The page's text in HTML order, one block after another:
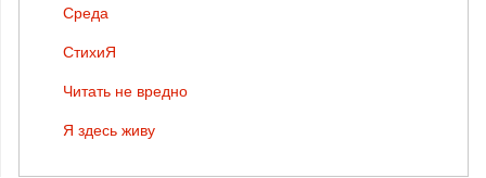
Среда
СтихиЯ
Читать не вредно
Я здесь живу